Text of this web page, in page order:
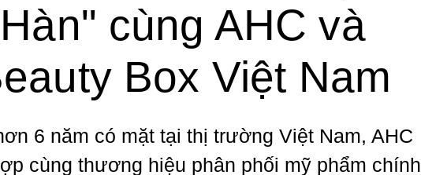
Hàn" cùng AHC và
Box Việt Nam
6 năm có mặt tại thị trường Việt Nam, AHC
cùng thương hiệu phân phối mỹ phẩm chính